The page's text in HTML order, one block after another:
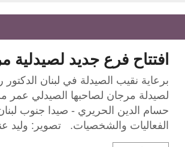
افتتاح فرع جديد لصيدلية
برعاية نقيب الصيدلة في لبنان
لصيدلة مرجان لصاحبها الصيدلي عمر
حسام الدين الحريري - صيدا جنوب
الفعاليات والشخصيات. تصوير: وليد